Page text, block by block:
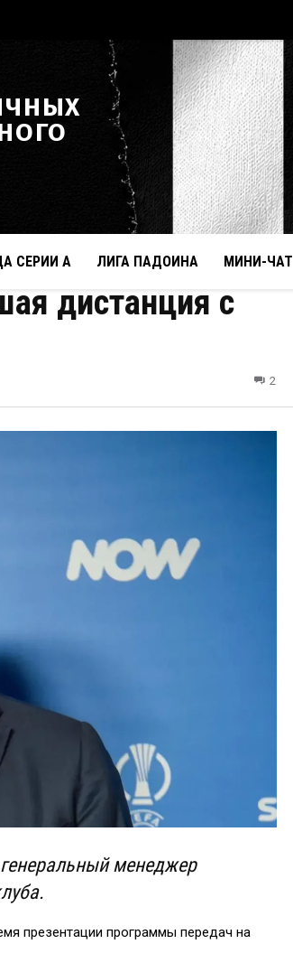
СЕРИИ А ЛИГА ПАДОИНА МИНИ-ЧАТ
дистанция с
2
менеджер
презентации программы передач на